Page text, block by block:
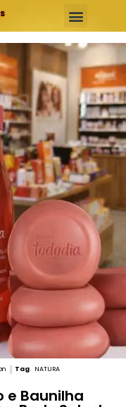
Tag NATURA
e Baunilha